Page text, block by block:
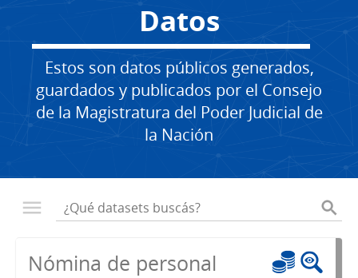
Datos
Estos son datos públicos generados,
guardados y publicados por el Consejo
de la Magistratura del Poder Judicial de
la Nación
Nómina de personal